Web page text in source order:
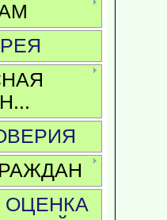
ОЦЕНКА